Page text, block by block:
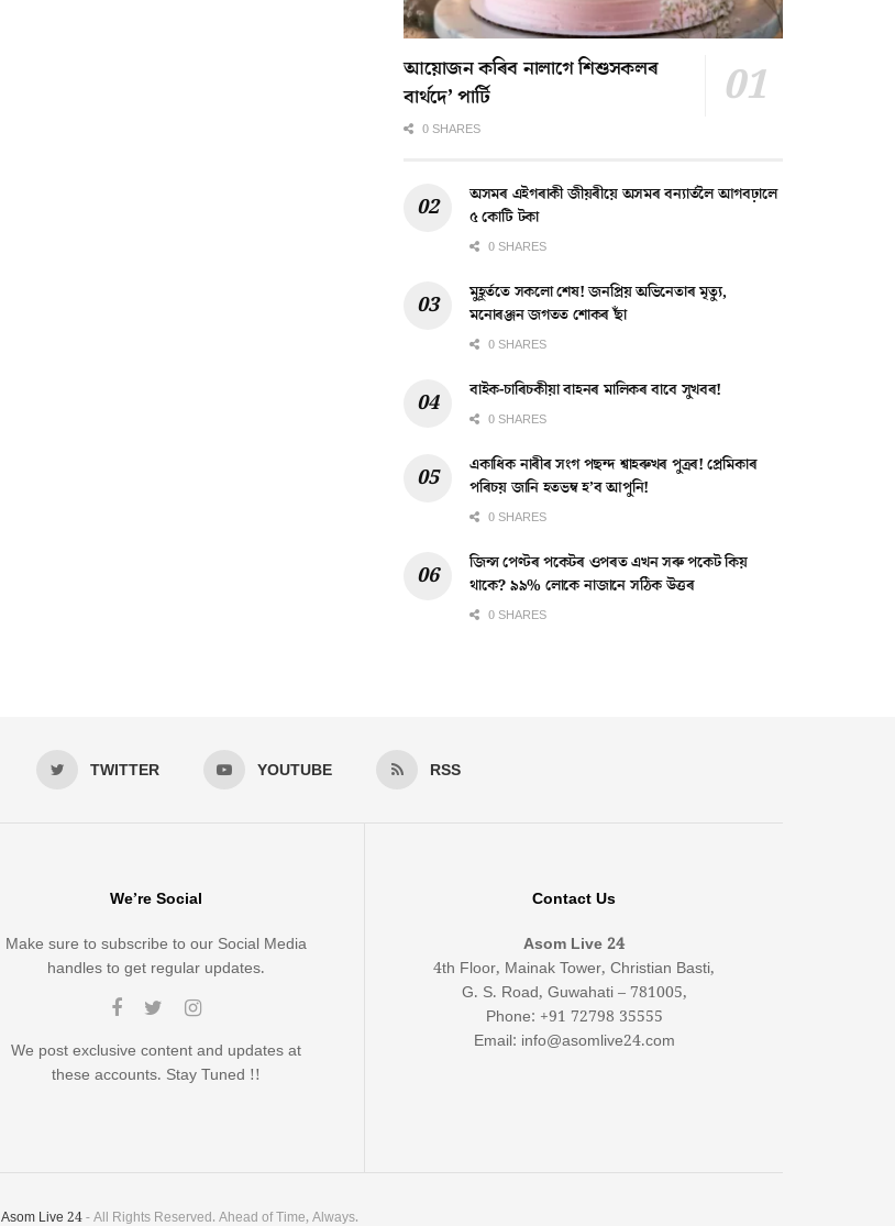
আয়োজন কৰিব নালাগে শিশুসকলৰ
বাৰ্থদে’ পাৰ্টি
0 SHARES
অসমৰ এইগৰাকী জীয়ৰীয়ে অসমৰ বন্যাৰ্তলৈ আগবঢ়ালে
৫ কোটি টকা
0 SHARES
মুহূৰ্ততে সকলো শেষ! জনপ্ৰিয় অভিনেতাৰ মৃত্যু,
মনোৰঞ্জন জগতত শোকৰ ছাঁ
0 SHARES
বাইক-চাৰিচকীয়া বাহনৰ মালিকৰ বাবে সুখবৰ!
0 SHARES
একাধিক নাৰীৰ সংগ পছন্দ শ্বাহৰুখৰ পুত্ৰৰ! প্ৰেমিকাৰ
পৰিচয় জানি হতভম্ব হ’ব আপুনি!
0 SHARES
জিন্স পেণ্টৰ পকেটৰ ওপৰত এখন সৰু পকেট কিয়
থাকে? ৯৯% লোকে নাজানে সঠিক উত্তৰ
0 SHARES
TWITTER YOUTUBE RSS
We’re Social
Make sure to subscribe to our Social Media
handles to get regular updates.
We post exclusive content and updates at
these accounts. Stay Tuned !!
Contact Us
Asom Live 24
4th Floor, Mainak Tower, Christian Basti,
G. S. Road, Guwahati – 781005,
Phone: +91 72798 35555
Email: info@asomlive24.com
Asom Live 24- All Rights Reserved. Ahead of Time, Always.